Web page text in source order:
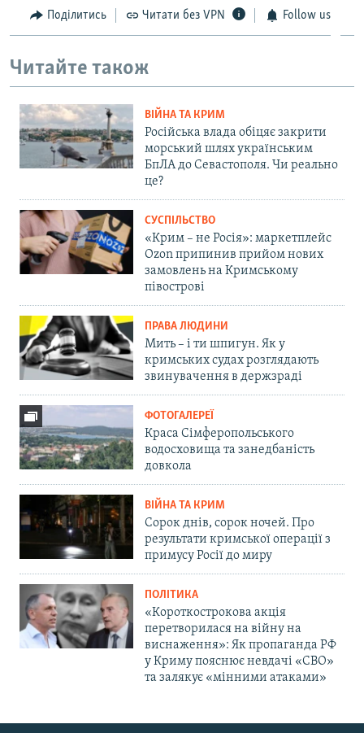
Поділитись Читати без VPN Follow us
Читайте також
ВІЙНА ТА КРИМ
Російська влада обіцяє закрити
морський шлях українським
БпЛА до Севастополя. Чи реально
це?
СУСПІЛЬСТВО
«Крим – не Росія»: маркетплейс
Ozon припинив прийом нових
замовлень на Кримському
півострові
ПРАВА ЛЮДИНИ
Мить – і ти шпигун. Як у
кримських судах розглядають
звинувачення в держзраді
ФОТОГАЛЕРЕЇ
Краса Сімферопольського
водосховища та занедбаність
довкола
ВІЙНА ТА КРИМ
Сорок днів, сорок ночей. Про
результати кримської операції з
примусу Росії до миру
ПОЛІТИКА
«Короткострокова акція
перетворилася на війну на
виснаження»: Як пропаганда РФ
у Криму пояснює невдачі «СВО»
та залякує «мінними атаками»